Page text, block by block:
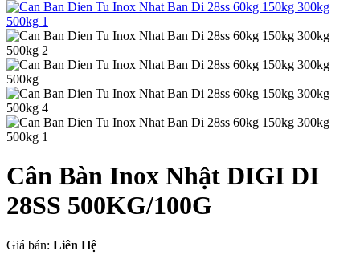
Cân Bàn Inox Nhật DIGI DI
28SS 500KG/100G
Giá bán: Liên Hệ